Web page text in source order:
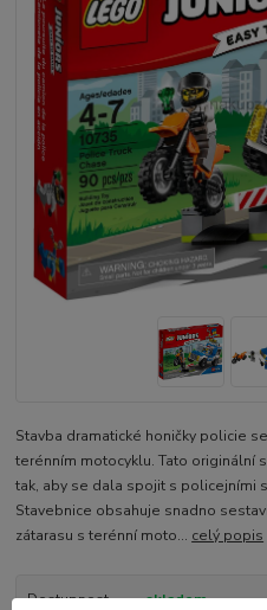
Stavba dramatické honičky policie
terénním motocyklu. Tato originální
tak, aby se dala spojit s policejními
Stavebnice obsahuje snadno
zátarasu s terénní moto... celý popis
Dostupnost skladem